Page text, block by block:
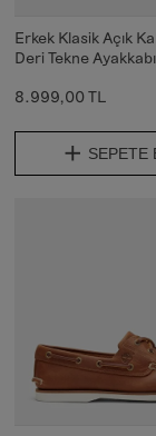
Erkek Klasik Açık
Deri Tekne
8.999,00 TL
SEPETE